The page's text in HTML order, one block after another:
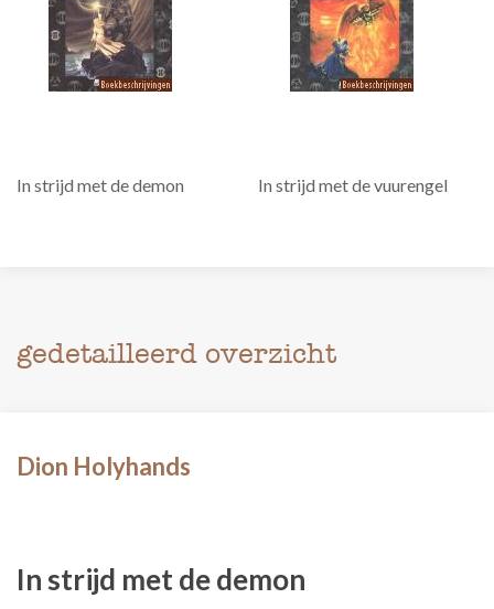
In strijd met de demon In strijd met de vuurengel
gedetailleerd overzicht
Dion Holyhands
In strijd met de demon